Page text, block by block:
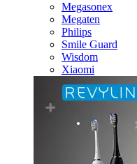
Megasonex
Megaten
Philips
Smile Guard
Wisdom
Xiaomi